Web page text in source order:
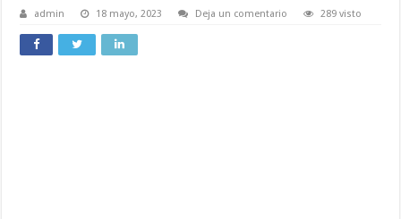
admin 18 mayo, 2023 Deja un comentario 289 visto